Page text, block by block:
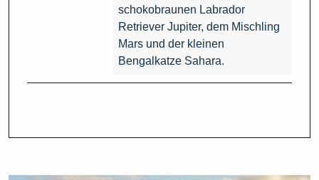
schokobraunen Labrador
Retriever Jupiter, dem Mischling
Mars und der kleinen
Bengalkatze Sahara.